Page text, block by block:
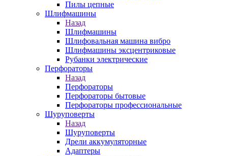
Пилы цепные
Шлифмашины
Назад
Шлифмашины
Шлифовальная машина вибро
Шлифмашины эксцентриковые
Рубанки электрические
Перфораторы
Назад
Перфораторы
Перфораторы бытовые
Перфораторы профессиональные
Шуруповерты
Назад
Шуруповерты
Дрели аккумуляторные
Адаптеры